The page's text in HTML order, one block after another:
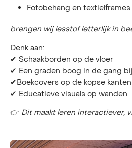
Fotobehang en textielframes
brengen wij lesstof letterlijk in
Denk aan:
✔ Schaakborden op de vloer
✔ Een graden boog in de gang
✔Boekcovers op de kopse
✔ Educatieve visuals op wanden
👉 Dit maakt leren interactiever,